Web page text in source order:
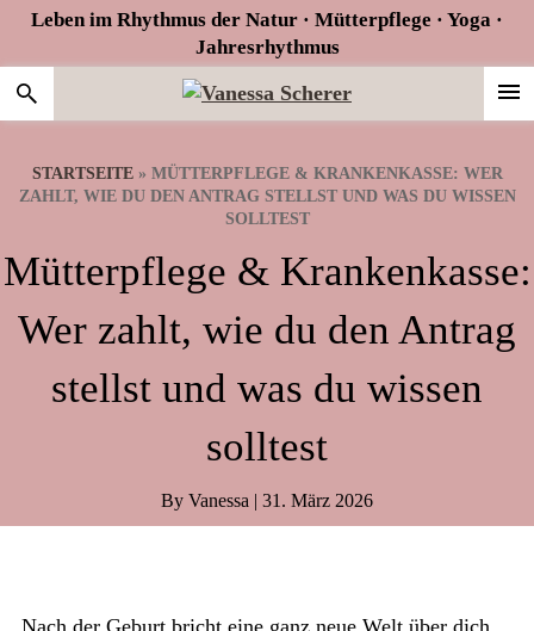
Zur
springen
Skip
main
content
Zur
springen
Leben im Rhythmus der Natur · Mütterpflege · Yoga ·
Jahresrhythmus
STARTSEITE» MÜTTERPFLEGE & KRANKENKASSE: WER
ZAHLT, WIE DU DEN ANTRAG STELLST UND WAS DU WISSEN
SOLLTEST
Mütterpflege & Krankenkasse:
Wer zahlt, wie du den Antrag
stellst und was du wissen
solltest
By Vanessa | 31. März 2026
Nach der Geburt bricht eine ganz neue Welt über dich